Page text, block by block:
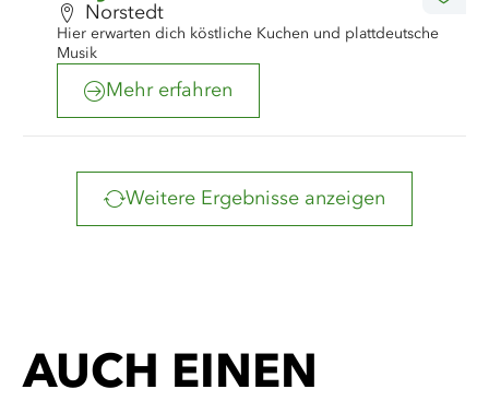
Norstedt
Hier erwarten dich köstliche Kuchen und plattdeutsche
Musik
Mehr erfahren
Weitere Ergebnisse anzeigen
AUCH EINEN